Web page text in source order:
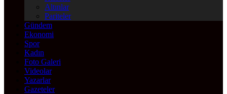
Altınlar
Pariteler
Gündem
Ekonomi
Spor
Kadın
Foto Galeri
Videolar
Yazarlar
Gazeteler